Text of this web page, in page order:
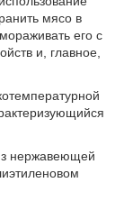
мясо в
его с
и, главное,
нержавеющей